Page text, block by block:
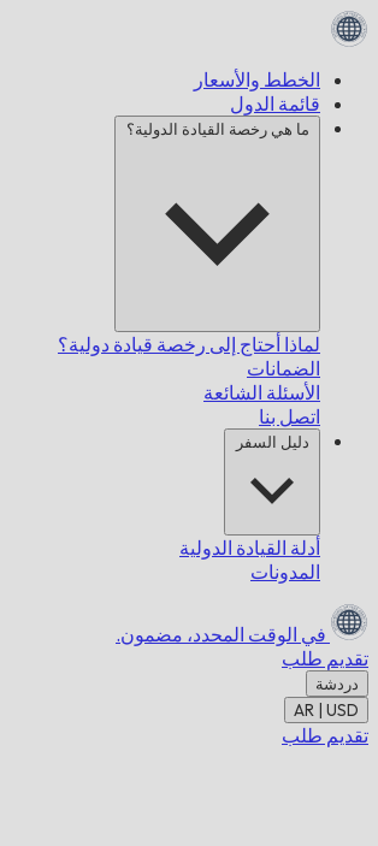
الخطط والأسعار
قائمة الدول
ما هي رخصة القيادة الدولية؟
لماذا أحتاج إلى رخصة قيادة دولية؟
الضمانات
الأسئلة الشائعة
اتصل بنا
دليل السفر
أدلة القيادة الدولية
المدونات
في الوقت المحدد، مضمون.
تقديم طلب
دردشة
AR | USD
تقديم طلب